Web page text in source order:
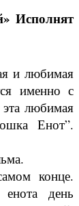
Исполнят
и любимая
именно с
любимая
Енот”.
конце.
день